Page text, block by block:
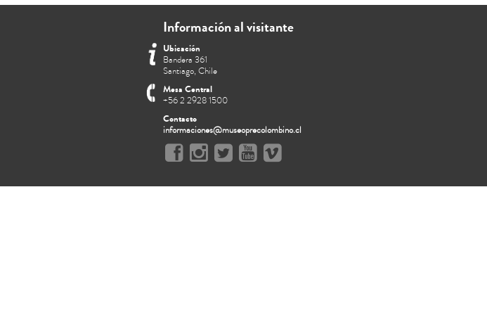
Información al visitante
Ubicación
Bandera 361
Santiago, Chile
Mesa Central
+56 2 2928 1500
Contacto
informaciones@museoprecolombino.cl